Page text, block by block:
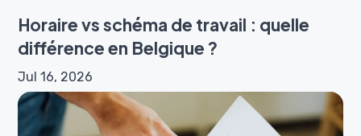
Horaire vs schéma de travail : quelle
différence en Belgique ?
Jul 16, 2026